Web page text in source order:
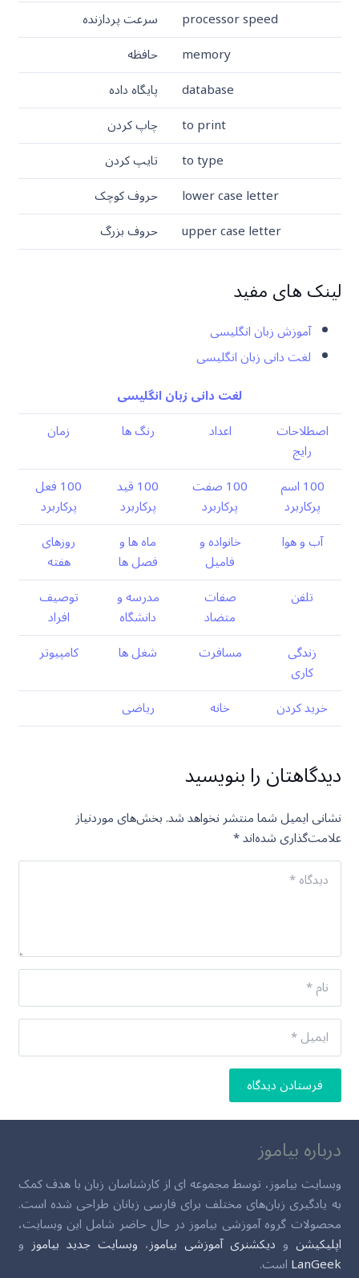
processor speed
سرعت پردازنده
memory
حافظه
database
پایگاه داده
to print
چاپ کردن
to type
تایپ کردن
lower case letter
حروف کوچک
upper case letter
حروف بزرگ
لینک های مفید
آموزش زبان انگلیسی
لغت دانی زبان انگلیسی
لغت دانی زبان انگلیسی
اصطلاحات
رایج
اعداد رنگ ها زمان
100 اسم
پرکاربرد
100 صفت
پرکاربرد
100 قید
پرکاربرد
100 فعل
پرکاربرد
آب و هوا
خانواده و
فامیل
ماه ها و
فصل ها
روزهای
هفته
تلفن
صفات
متضاد
مدرسه و
دانشگاه
توصیف
افراد
زندگی
کاری
مسافرت شغل ها کامپیوتر
خرید کردن خانه ریاضی
دیدگاهتان را بنویسید
نشانی ایمیل شما منتشر نخواهد شد.بخش‌های موردنیاز
علامت‌گذاری شده‌اند*
فرستادن دیدگاه
درباره بیاموز
وبسایت بیاموز، توسط مجموعه ای از کارشناسان زبان با هدف کمک
به یادگیری زبان‌های مختلف برای فارسی زبانان طراحی شده است.
محصولات گروه آموزشی بیاموز در حال حاضر شامل این وبسایت،
اپلیکیشن و دیکشنری آموزشی بیاموز، وبسایت جدید بیاموز و
LanGeekاست.